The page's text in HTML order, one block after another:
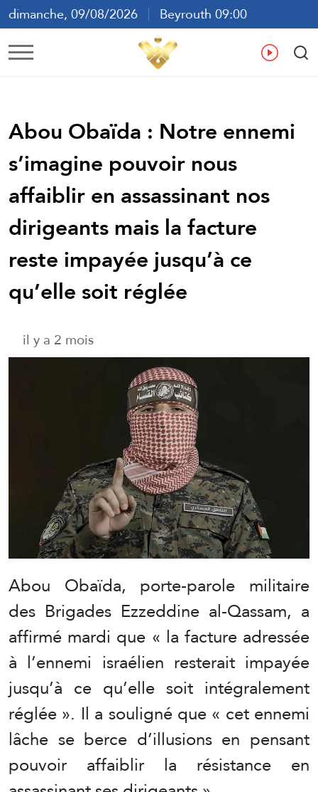
dimanche, 09/08/2026
Beyrouth 09:00
ع
Abou Obaïda : Notre ennemi
s’imagine pouvoir nous
affaiblir en assassinant nos
dirigeants mais la facture
reste impayée jusqu’à ce
qu’elle soit réglée
il y a 2 mois
Abou Obaïda, porte-parole militaire
des Brigades Ezzeddine al-Qassam, a
affirmé mardi que « la facture adressée
à l’ennemi israélien resterait impayée
jusqu’à ce qu’elle soit intégralement
réglée ». Il a souligné que « cet ennemi
lâche se berce d’illusions en pensant
pouvoir affaiblir la résistance en